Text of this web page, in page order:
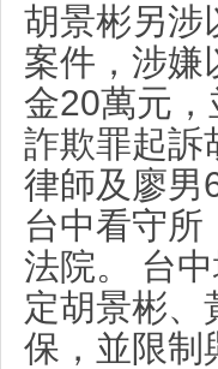
胡景彬另涉
案件，涉嫌
金20萬元，
詐欺罪起訴
律師及廖男
台中看守所
法院。
台
定胡景彬、
保，並限制